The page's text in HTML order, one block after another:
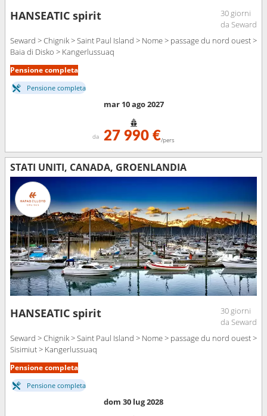
HANSEATIC spirit
30 giorni
da Seward
Seward > Chignik > Saint Paul Island > Nome > passage du nord ouest >
Baia di Disko > Kangerlussuaq
Pensione completa
Pensione completa
mar 10 ago 2027
da 27 990 €/pers
STATI UNITI, CANADA, GROENLANDIA
HANSEATIC spirit
30 giorni
da Seward
Seward > Chignik > Saint Paul Island > Nome > passage du nord ouest >
Sisimiut > Kangerlussuaq
Pensione completa
Pensione completa
dom 30 lug 2028